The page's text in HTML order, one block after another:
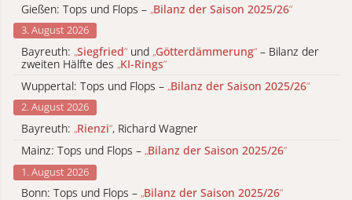
Gießen: Tops und Flops – „Bilanz der Saison 2025/26“
3. August 2026
Bayreuth: „Siegfried“ und „Götterdämmerung“ – Bilanz der
zweiten Hälfte des „KI-Rings“
Wuppertal: Tops und Flops – „Bilanz der Saison 2025/26“
2. August 2026
Bayreuth: „Rienzi“, Richard Wagner
Mainz: Tops und Flops – „Bilanz der Saison 2025/26“
1. August 2026
Bonn: Tops und Flops – „Bilanz der Saison 2025/26“